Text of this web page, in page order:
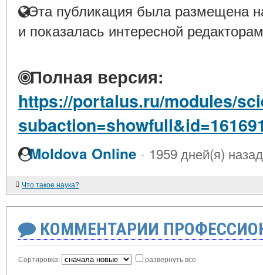
Эта публикация была размещена
и показалась интересной
Полная версия:
https://portalus.ru/modules/
Moldova Online · 1959 дней(я) назад
Что такое наука?
КОММЕНТАРИИ
Сортировка: развернуть все